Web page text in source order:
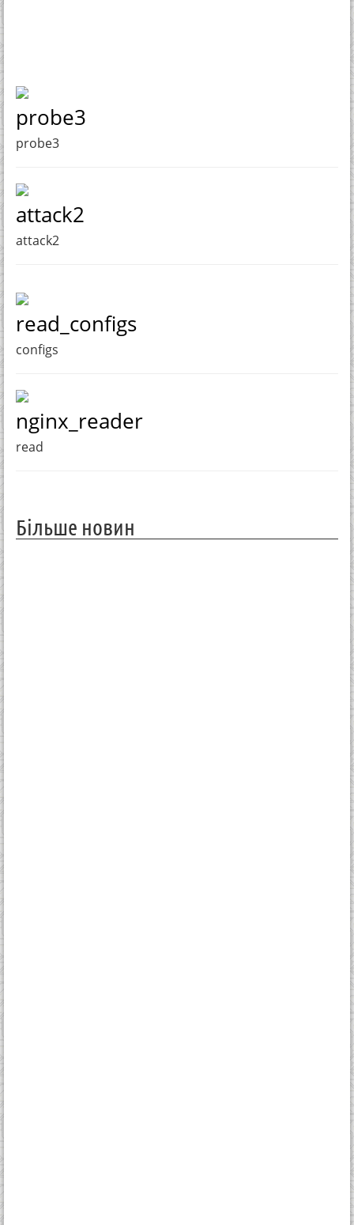
probe3
probe3
attack2
attack2
read_configs
configs
nginx_reader
read
Більше новин